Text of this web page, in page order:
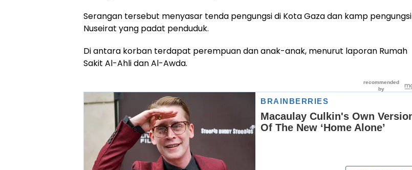
Serangan tersebut menyasar tenda pengungsi di Kota Gaza dan kamp pengungsi
Nuseirat yang padat penduduk.
Di antara korban terdapat perempuan dan anak-anak, menurut laporan Rumah
Sakit Al-Ahli dan Al-Awda.